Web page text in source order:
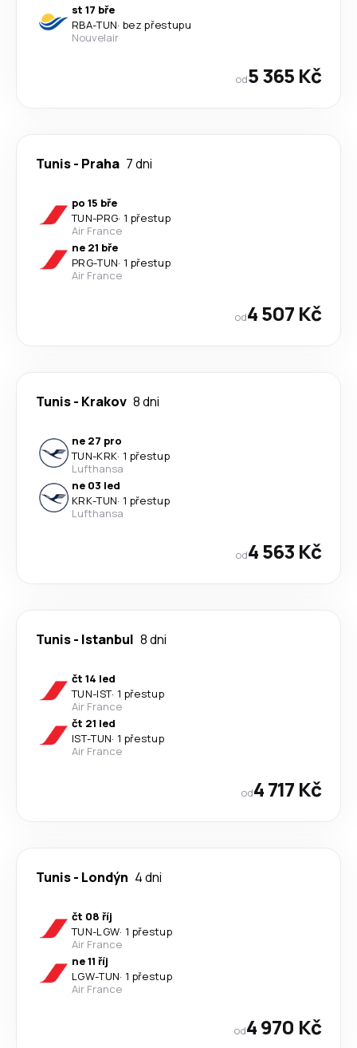
st 17 bře
RBA-TUN· bez přestupu
Nouvelair
od5 365 Kč
Tunis- Praha 7 dni
po 15 bře
TUN-PRG· 1 přestup
Air France
ne 21 bře
PRG-TUN· 1 přestup
Air France
od4 507 Kč
Tunis- Krakov 8 dni
ne 27 pro
TUN-KRK· 1 přestup
Lufthansa
ne 03 led
KRK-TUN· 1 přestup
Lufthansa
od4 563 Kč
Tunis- Istanbul 8 dni
čt 14 led
TUN-IST· 1 přestup
Air France
čt 21 led
IST-TUN· 1 přestup
Air France
od4 717 Kč
Tunis- Londýn 4 dni
čt 08 říj
TUN-LGW· 1 přestup
Air France
ne 11 říj
LGW-TUN· 1 přestup
Air France
od4 970 Kč